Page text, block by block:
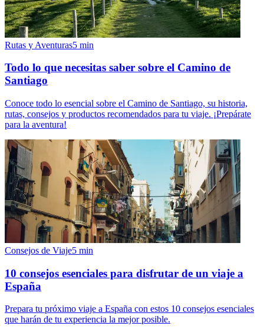
Rutas y Aventuras5 min
Todo lo que necesitas saber sobre el Camino de
Santiago
Conoce todo lo esencial sobre el Camino de Santiago, su historia,
rutas, consejos y productos recomendados para tu viaje. ¡Prepárate
para la aventura!
Consejos de Viaje5 min
10 consejos esenciales para disfrutar de un viaje a
España
Prepara tu próximo viaje a España con estos 10 consejos esenciales
que harán de tu experiencia la mejor posible.